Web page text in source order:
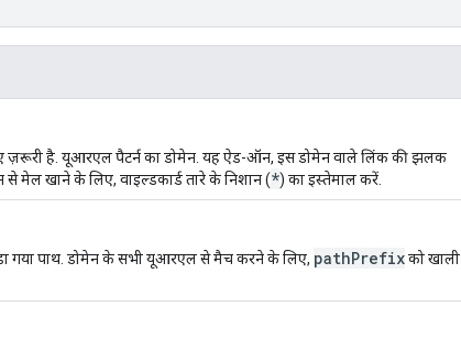
ज़रूरी है . यूआरएल पैटर्न का डोमेन. यह ऐड-ऑन, इस डोमेन वाले लिंक की झलक
से मेल खाने के लिए, वाइल्डकार्ड तारे के निशान (*) का इस्तेमाल करें.
गया पाथ. डोमेन के सभी यूआरएल से मैच करने के लिए, pathPrefixको खाली